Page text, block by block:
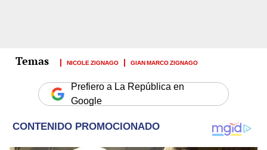
NICOLE ZIGNAGO GIAN MARCO ZIGNAGO
Prefiero a La República en
Google